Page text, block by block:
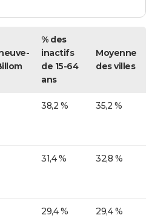
% des
inactifs
de 15-64
ans
Moyenne
des villes
38,2 % 35,2 %
31,4 % 32,8 %
29,4 % 29,4 %